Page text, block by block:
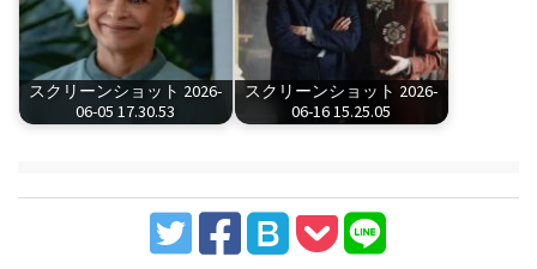
スクリーンショット 2026-
06-05 17.30.53
スクリーンショット 2026-
06-16 15.25.05